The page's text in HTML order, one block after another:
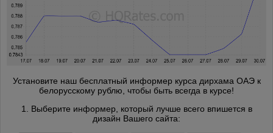
Установите наш бесплатный информер курса дирхама ОАЭ к
белорусскому рублю, чтобы быть всегда в курсе!
1. Выберите информер, который лучше всего впишется в
дизайн Вашего сайта: